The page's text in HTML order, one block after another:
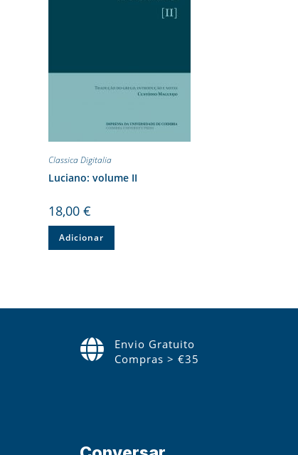
Classica Digitalia
Luciano: volume II
18,00€
Adicionar
Envio Gratuito
Compras > €35